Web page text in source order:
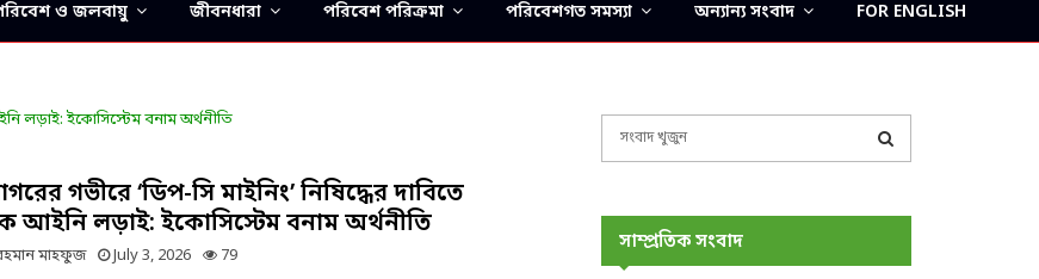
ও জলবায়ু জীবনধারা পরিবেশ পরিক্রমা পরিবেশগত সমস্যা অন্যান্য সংবাদ FOR ENGLISH
লড়াই: ইকোসিস্টেম বনাম অর্থনীতি
গভীরে ‘ডিপ-সি মাইনিং’ নিষিদ্ধের দাবিতে
আইনি লড়াই: ইকোসিস্টেম বনাম অর্থনীতি
মাহফুজ July 3, 2026 79
সাম্প্রতিক সংবাদ